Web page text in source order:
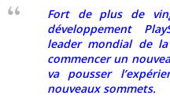
Fort de plus de
développement
leader mondial de
commencer un
va pousser
nouveaux sommets.